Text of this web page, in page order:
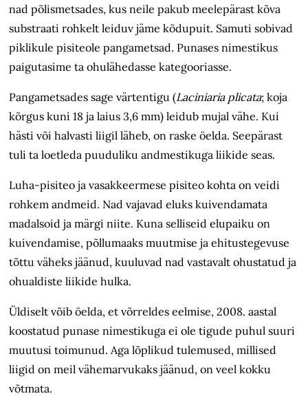
nad põlismetsades, kus neile pakub meelepärast kõva
substraati rohkelt leiduv jäme kõdupuit. Samuti sobivad
piklikule pisiteole pangametsad. Punases nimestikus
paigutasime ta ohulähedasse kategooriasse.
Pangametsades sage värtentigu (Laciniaria plicata; koja
kõrgus kuni 18 ja laius 3,6 mm) leidub mujal vähe. Kui
hästi või halvasti liigil läheb, on raske öelda. Seepärast
tuli ta loetleda puuduliku andmestikuga liikide seas.
Luha-pisiteo ja vasakkeermese pisiteo kohta on veidi
rohkem andmeid. Nad vajavad eluks kuivendamata
madalsoid ja märgi niite. Kuna selliseid elupaiku on
kuivendamise, põllumaaks muutmise ja ehitustegevuse
tõttu väheks jäänud, kuuluvad nad vastavalt ohustatud ja
ohualdiste liikide hulka.
Üldiselt võib öelda, et võrreldes eelmise, 2008. aastal
koostatud punase nimestikuga ei ole tigude puhul suuri
muutusi toimunud. Aga lõplikud tulemused, millised
liigid on meil vähemarvukaks jäänud, on veel kokku
võtmata.